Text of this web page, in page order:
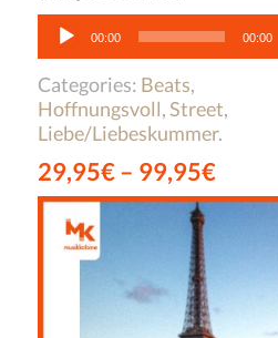
Audio-
Player
00:00 00:00
Categories: Beats,
Hoffnungsvoll,Street,
Liebe/Liebeskummer.
29,95€– 99,95€